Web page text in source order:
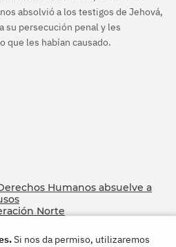
absolvió a los testigos de Jehová,
su persecución penal y les
que les habían causado.
Humanos absuelve a
Norte
Si nos da permiso, utilizaremos